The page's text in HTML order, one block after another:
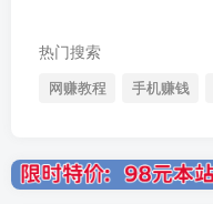
热门搜索
网赚教程 手机赚钱
只要98元开通VIP会员，终身下载各大机构